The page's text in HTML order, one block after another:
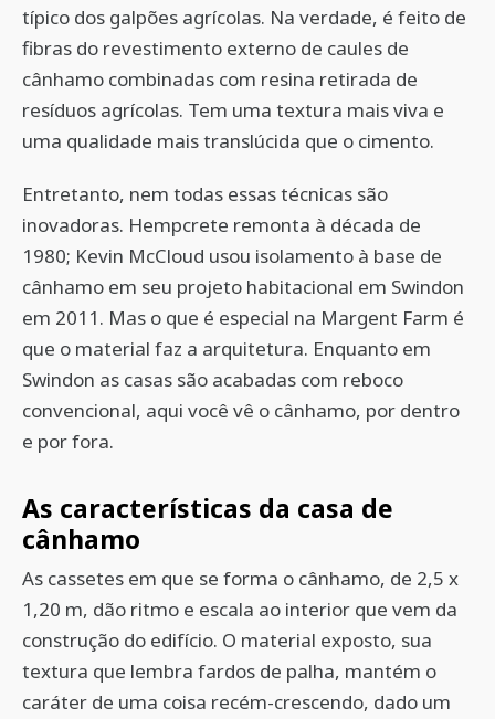
típico dos galpões agrícolas. Na verdade, é feito de
fibras do revestimento externo de caules de
cânhamo combinadas com resina retirada de
resíduos agrícolas. Tem uma textura mais viva e
uma qualidade mais translúcida que o cimento.
Entretanto, nem todas essas técnicas são
inovadoras. Hempcrete remonta à década de
1980; Kevin McCloud usou isolamento à base de
cânhamo em seu projeto habitacional em Swindon
em 2011. Mas o que é especial na Margent Farm é
que o material faz a arquitetura. Enquanto em
Swindon as casas são acabadas com reboco
convencional, aqui você vê o cânhamo, por dentro
e por fora.
As características da casa de
cânhamo
As cassetes em que se forma o cânhamo, de 2,5 x
1,20 m, dão ritmo e escala ao interior que vem da
construção do edifício. O material exposto, sua
textura que lembra fardos de palha, mantém o
caráter de uma coisa recém-crescendo, dado um